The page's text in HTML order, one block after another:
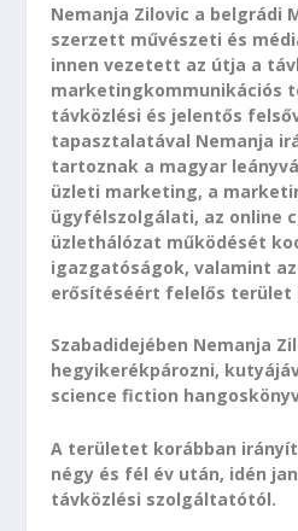
Nemanja Zilovic a belgrádi
szerzett művészeti és
innen vezetett az útja a
marketingkommunikációs
távközlési és jelentős
tapasztalatával Nemanja
tartoznak a magyar
üzleti marketing, a
ügyfélszolgálati, az online
üzlethálózat működését
igazgatóságok, valamint
erősítéséért felelős terület
Szabadidejében Nemanja
hegyikerékpározni,
science fiction
A területet korábban
négy és fél év után, idén
távközlési szolgáltatótól.